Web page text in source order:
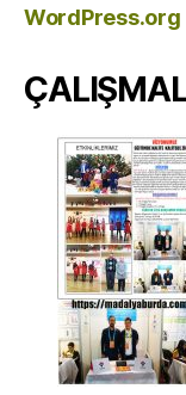
WordPress.org